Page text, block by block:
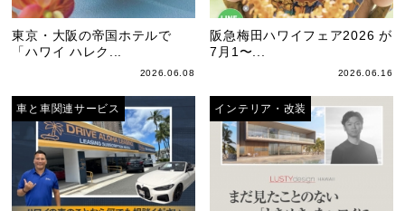
東京・大阪の帝国ホテルで
「ハワイ ハレク...
2026.06.08
阪急梅田ハワイフェア2026 が
7月1〜...
2026.06.16
車と車関連サービス インテリア・改装